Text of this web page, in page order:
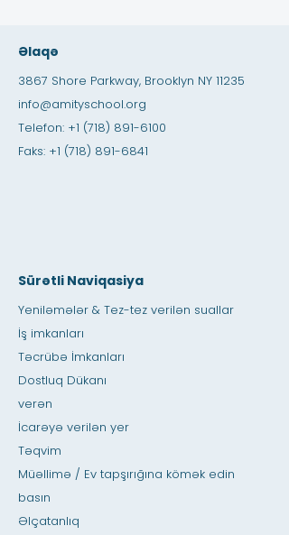
Əlaqə
3867 Shore Parkway, Brooklyn NY 11235
info@amityschool.org
Telefon: +1 (718) 891-6100
Faks: +1 (718) 891-6841
Sürətli Naviqasiya
Yeniləmələr & Tez-tez verilən suallar
İş imkanları
Təcrübə İmkanları
Dostluq Dükanı
verən
İcarəyə verilən yer
Təqvim
Müəllimə / Ev tapşırığına kömək edin
basın
Əlçatanlıq